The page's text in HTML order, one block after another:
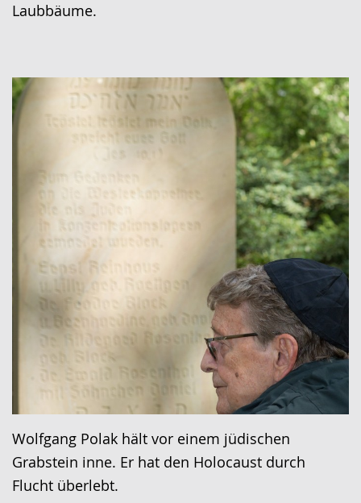
Laubbäume.
Wolfgang Polak hält vor einem jüdischen
Grabstein inne. Er hat den Holocaust durch
Flucht überlebt.